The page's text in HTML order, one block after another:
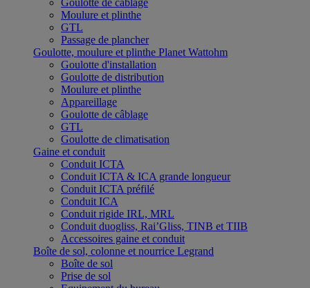
Goulotte de câblage
Moulure et plinthe
GTL
Passage de plancher
Goulotte, moulure et plinthe Planet Wattohm
Goulotte d'installation
Goulotte de distribution
Moulure et plinthe
Appareillage
Goulotte de câblage
GTL
Goulotte de climatisation
Gaine et conduit
Conduit ICTA
Conduit ICTA & ICA grande longueur
Conduit ICTA préfilé
Conduit ICA
Conduit rigide IRL, MRL
Conduit duogliss, Rai’Gliss, TINB et TIIB
Accessoires gaine et conduit
Boîte de sol, colonne et nourrice Legrand
Boîte de sol
Prise de sol